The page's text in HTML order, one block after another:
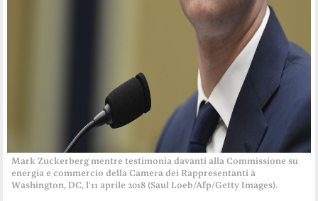
Mark Zuckerberg mentre testimonia davanti alla Commissione su
energia e commercio della Camera dei Rappresentanti a
Washington, DC, l’11 aprile 2018 (Saul Loeb/Afp/Getty Images).